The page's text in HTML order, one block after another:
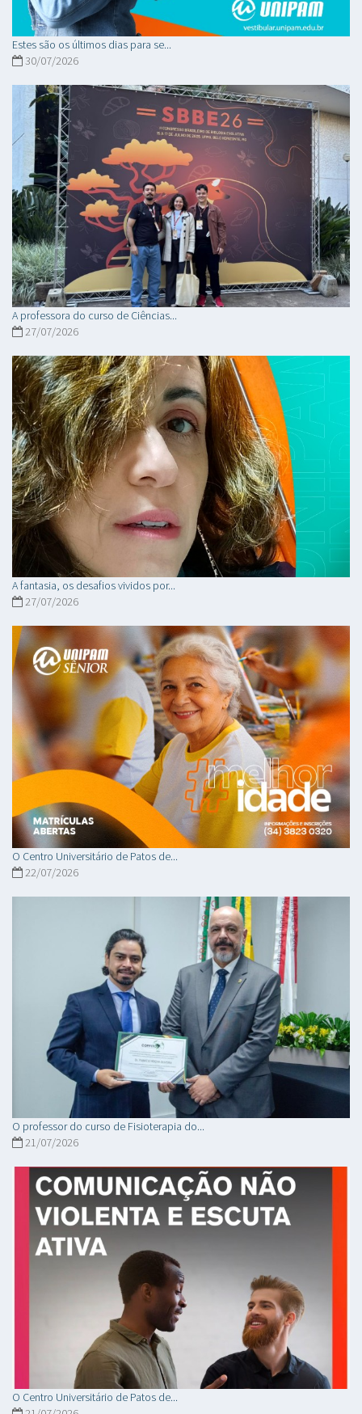
Estes são os últimos dias para se...
30/07/2026
A professora do curso de Ciências...
27/07/2026
A fantasia, os desafios vividos por...
27/07/2026
O Centro Universitário de Patos de...
22/07/2026
O professor do curso de Fisioterapia do...
21/07/2026
O Centro Universitário de Patos de...